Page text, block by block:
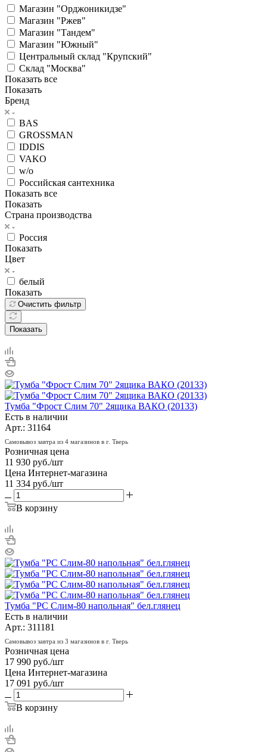
Магазин "Орджоникидзе"
Магазин "Ржев"
Магазин "Тандем"
Магазин "Южный"
Центральный склад "Крупский"
Склад "Москва"
Показать все
Показать
Бренд
BAS
GROSSMAN
IDDIS
VAKO
w/o
Российская сантехника
Показать все
Показать
Страна производства
Россия
Показать
Цвет
белый
Показать
Очистить фильтр
Показать
Тумба "Фрост Слим 70" 2ящика ВАКО (20133)
Есть в наличии
Арт.: 31164
Самовывоз завтра из 4 магазинов в г. Тверь
Розничная цена
11 930 руб./шт
Цена Интернет-магазина
11 334 руб./шт
В корзину
Тумба "РС Слим-80 напольная" бел.глянец
Есть в наличии
Арт.: 311181
Самовывоз завтра из 3 магазинов в г. Тверь
Розничная цена
17 990 руб./шт
Цена Интернет-магазина
17 091 руб./шт
В корзину